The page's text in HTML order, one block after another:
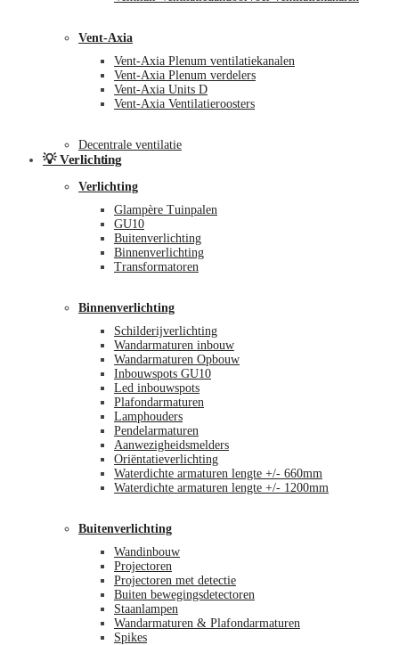
Vent-Axia
Vent-Axia Plenum ventilatiekanalen
Vent-Axia Plenum verdelers
Vent-Axia Units D
Vent-Axia Ventilatieroosters
Decentrale ventilatie
💡 Verlichting
Verlichting
Glampère Tuinpalen
GU10
Buitenverlichting
Binnenverlichting
Transformatoren
Binnenverlichting
Schilderijverlichting
Wandarmaturen inbouw
Wandarmaturen Opbouw
Inbouwspots GU10
Led inbouwspots
Plafondarmaturen
Lamphouders
Pendelarmaturen
Aanwezigheidsmelders
Oriëntatieverlichting
Waterdichte armaturen lengte +/- 660mm
Waterdichte armaturen lengte +/- 1200mm
Buitenverlichting
Wandinbouw
Projectoren
Projectoren met detectie
Buiten bewegingsdetectoren
Staanlampen
Wandarmaturen & Plafondarmaturen
Spikes